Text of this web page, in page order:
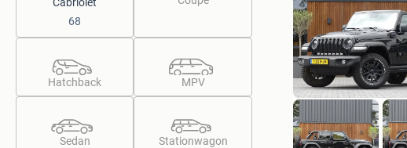
68
Hatchback MPV
Sedan Stationwagon